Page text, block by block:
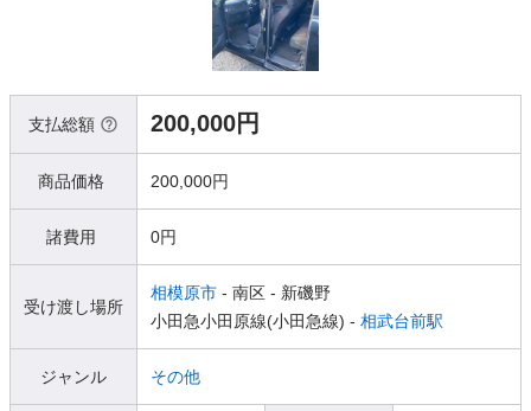
支払総額 200,000円
商品価格 200,000円
諸費用 0円
受け渡し場所
相模原市 - 南区 - 新磯野
小田急小田原線(小田急線) - 相武台前駅
ジャンル その他